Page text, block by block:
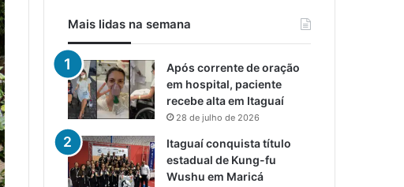
Mais lidas na semana
Após corrente de oração
em hospital, paciente
recebe alta em Itaguaí
28 de julho de 2026
Itaguaí conquista título
estadual de Kung-fu
Wushu em Maricá